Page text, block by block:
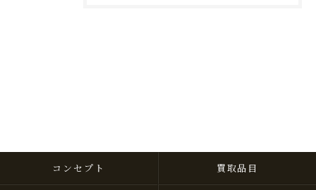
コンセプト 買取品目